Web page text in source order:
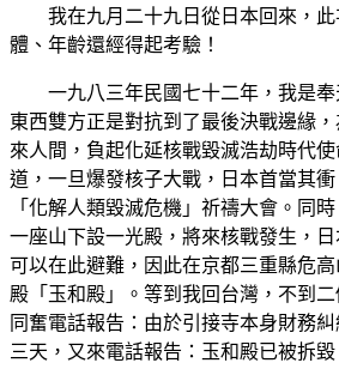
我在九月二十九日從日本回來，此
體、年齡還經得起考驗！
一九八三年民國七十二年，我是奉
東西雙方正是對抗到了最後決戰邊緣
來人間，負起化延核戰毀滅浩劫時代
道，一旦爆發核子大戰，日本首當其
「化解人類毀滅危機」祈禱大會。同
一座山下設一光殿，將來核戰發生，
可以在此避難，因此在京都三重縣危
殿「玉和殿」。等到我回台灣，不到
同奮電話報告：由於引接寺本身財務
三天，又來電話報告：玉和殿已被拆